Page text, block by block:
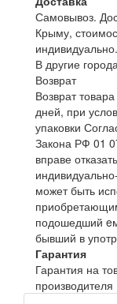
Самовывоз.
Крыму,
индивидуально.
В другие
Возврат
Возврат
дней, при
упаковки
Закона РФ 01
вправе
может быть
подошедший
бывший в
Гарантия
Гарантия на
производителя